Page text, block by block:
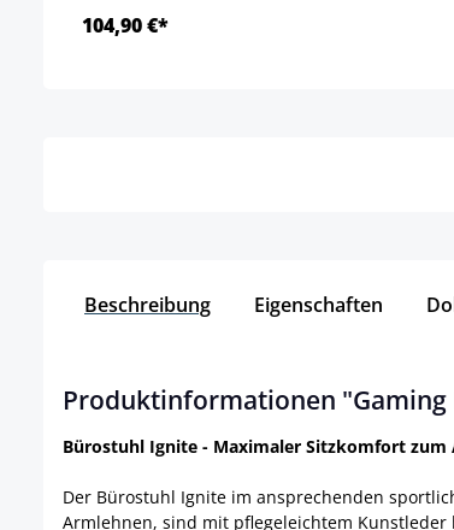
104,90 €*
Beschreibung Eigenschaften
Produktinformationen
Bürostuhl Ignite - Maximaler Sitzkomfort zum
Der Bürostuhl Ignite im ansprechenden
Armlehnen, sind mit pflegeleichtem